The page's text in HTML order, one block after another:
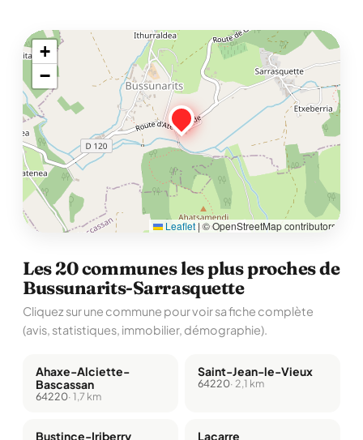
+
−
Leaflet |© OpenStreetMap contributors
Les 20 communes les plus proches de
Bussunarits-Sarrasquette
Cliquez sur une commune pour voir sa fiche complète
(avis, statistiques, immobilier, démographie).
Ahaxe-Alciette-
Bascassan
64220· 1,7 km
Saint-Jean-le-Vieux
64220· 2,1 km
Bustince-Iriberry Lacarre